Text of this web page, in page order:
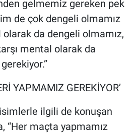
gelmemiz gereken pek
de çok dengeli olmamız
da dengeli olmamız,
mental olarak da
YAPMAMIZ GEREKİYOR’
ilgili de konuşan
“Her maçta yapmamız